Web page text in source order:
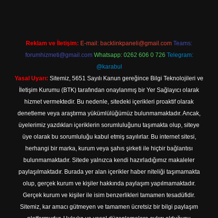
Reklam ve İletişim: E-mail: backlinkpaneli@gmail.com Teams:
forumhizmeti@gmail.com Whatsapp: 0262 606 0 726 Telegram:
@karabul
Yasal Uyarı: Sitemiz, 5651 Sayılı Kanun gereğince Bilgi Teknolojileri ve
İletişim Kurumu (BTK) tarafından onaylanmış bir Yer Sağlayıcı olarak
hizmet vermektedir. Bu nedenle, sitedeki içerikleri proaktif olarak
denetleme veya araştırma yükümlülüğümüz bulunmamaktadır. Ancak,
üyelerimiz yazdıkları içeriklerin sorumluluğunu taşımakta olup, siteye
üye olarak bu sorumluluğu kabul etmiş sayılırlar. Bu internet sitesi,
herhangi bir marka, kurum veya şahıs şirketi ile hiçbir bağlantısı
bulunmamaktadır. Sitede yalnızca kendi hazırladığımız makaleler
paylaşılmaktadır. Burada yer alan içerikler haber niteliği taşımamakta
olup, gerçek kurum ve kişiler hakkında paylaşım yapılmamaktadır.
Gerçek kurum ve kişiler ile isim benzerlikleri tamamen tesadüfidir.
Sitemiz, kar amacı gütmeyen ve tamamen ücretsiz bir bilgi paylaşım